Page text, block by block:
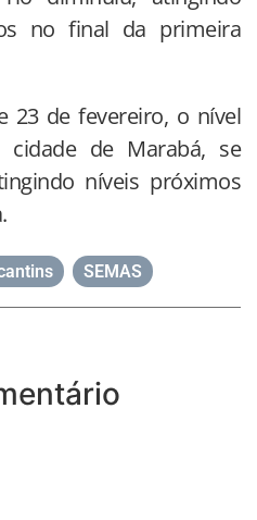
no final da primeira
23 de fevereiro, o nível
de Marabá, se
níveis próximos
SEMAS